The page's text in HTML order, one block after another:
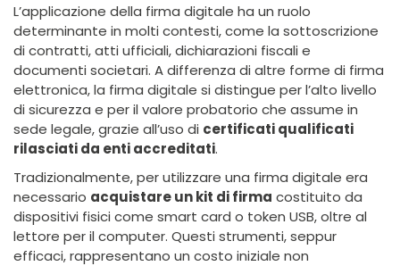
L’applicazione della firma digitale ha un ruolo
determinante in molti contesti, come la sottoscrizione
di contratti, atti ufficiali, dichiarazioni fiscali e
documenti societari. A differenza di altre forme di firma
elettronica, la firma digitale si distingue per l’alto livello
di sicurezza e per il valore probatorio che assume in
sede legale, grazie all’uso di certificati qualificati
rilasciati da enti accreditati.
Tradizionalmente, per utilizzare una firma digitale era
necessario acquistare un kit di firma costituito da
dispositivi fisici come smart card o token USB, oltre al
lettore per il computer. Questi strumenti, seppur
efficaci, rappresentano un costo iniziale non